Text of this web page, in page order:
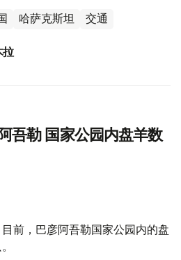
哈萨克斯坦 交通
拉
吾勒 国家公园内盘羊数
目前，巴彦阿吾勒国家公园内的盘